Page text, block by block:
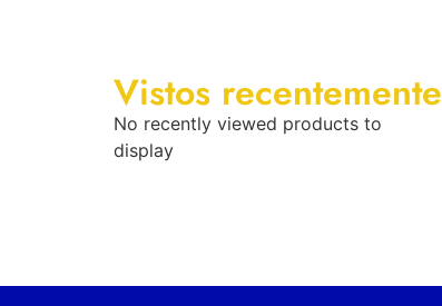
Vistos recentemente
No recently viewed products to
display